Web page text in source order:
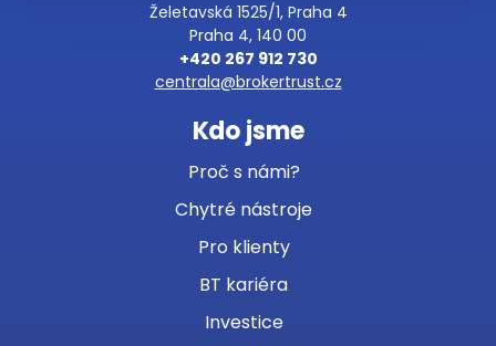
Želetavská 1525/1, Praha 4
Praha 4, 140 00
+420 267 912 730
centrala@brokertrust.cz
Kdo jsme
Proč s námi?
Chytré nástroje
Pro klienty
BT kariéra
Investice